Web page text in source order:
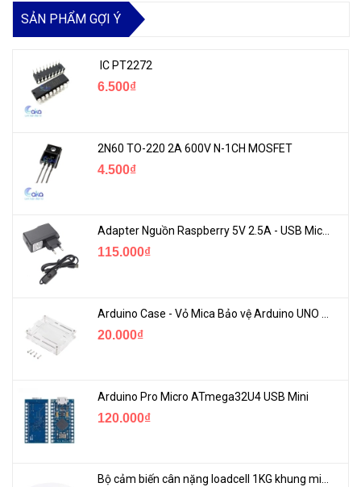
SẢN PHẨM GỢI Ý
IC PT2272
6.500₫
2N60 TO-220 2A 600V N-1CH MOSFET
4.500₫
Adapter Nguồn Raspberry 5V 2.5A - USB Micro Có Công Tắc
115.000₫
20.000₫
Arduino Pro Micro ATmega32U4 USB Mini
120.000₫
Bộ cảm biến cân nặng loadcell 1KG khung mica